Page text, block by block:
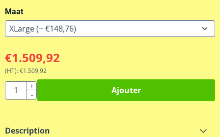
Maat
€1.509,92
(HT):€1.509,92
Quantité
+
-
Ajouter
Description